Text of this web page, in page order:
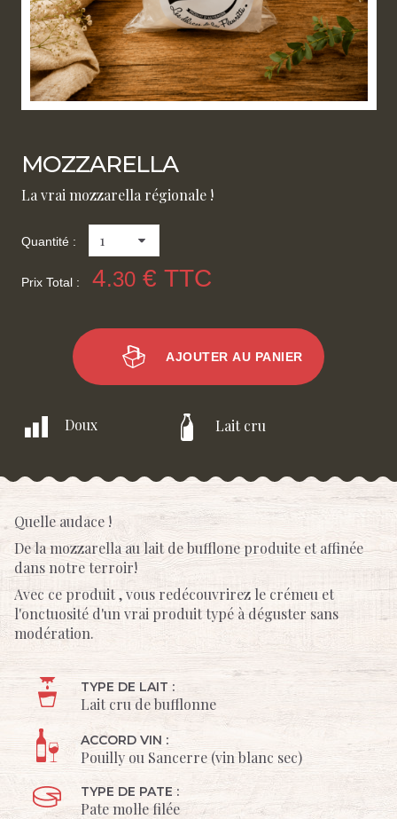
MOZZARELLA
La vrai mozzarella régionale !
Quantité :
Prix Total : 4.30€ TTC
AJOUTER AU PANIER
Doux Lait cru
Quelle audace !
De la mozzarella au lait de bufflone produite et affinée
dans notre terroir!
Avec ce produit , vous redécouvrirez le crémeu et
l'onctuosité d'un vrai produit typé à déguster sans
modération.
TYPE DE LAIT :
Lait cru de bufflonne
ACCORD VIN :
Pouilly ou Sancerre (vin blanc sec)
TYPE DE PATE :
Pate molle filée